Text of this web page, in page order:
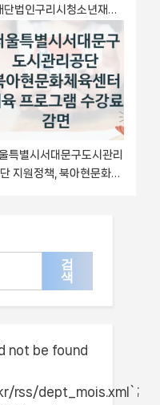
단법인구리시청소년재단
원 혜택 – 자격 조건과 구비
서류
특별시서대문구도시관리
지원정책, 북아현문화체
검
색
not be found
rss/dept_mois.xml`;